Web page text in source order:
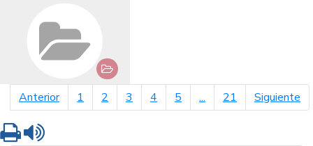
Anteriorpágina anterior
1 2 3 4 5 ... 21 Siguiente
Imprimir